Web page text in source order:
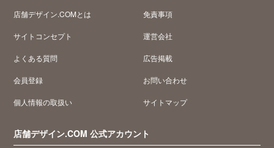
店舗デザイン.COMとは
サイトコンセプト
よくある質問
会員登録
個人情報の取扱い
免責事項
運営会社
広告掲載
お問い合わせ
サイトマップ
店舗デザイン.COM 公式アカウント